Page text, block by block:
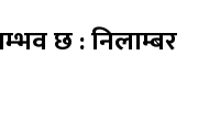
छ : निलाम्बर